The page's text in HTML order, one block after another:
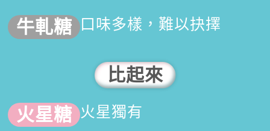
口味多樣，難以抉擇
比起來
火星獨有